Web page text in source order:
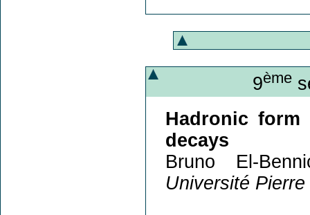
9ème
Hadronic
decays
Bruno El-
Université